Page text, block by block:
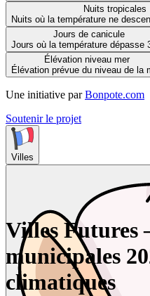
Nuits tropicales
Nuits où la température ne
Jours de canicule
Jours où la température dépasse
Élévation niveau mer
Élévation prévue du niveau de la
Une initiative par Bonpote.com
Soutenir le projet
Villes
Villes
municipales
climatiques